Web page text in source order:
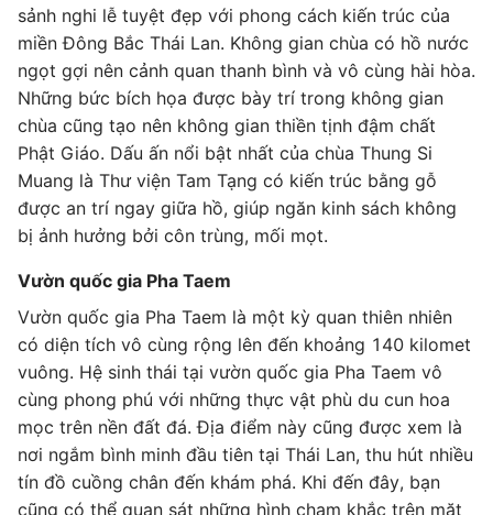
sảnh nghi lễ tuyệt đẹp với phong cách kiến trúc của
miền Đông Bắc Thái Lan. Không gian chùa có hồ nước
ngọt gợi nên cảnh quan thanh bình và vô cùng hài hòa.
Những bức bích họa được bày trí trong không gian
chùa cũng tạo nên không gian thiền tịnh đậm chất
Phật Giáo. Dấu ấn nổi bật nhất của chùa Thung Si
Muang là Thư viện Tam Tạng có kiến trúc bằng gỗ
được an trí ngay giữa hồ, giúp ngăn kinh sách không
bị ảnh hưởng bởi côn trùng, mối mọt.
Vườn quốc gia Pha Taem
Vườn quốc gia Pha Taem là một kỳ quan thiên nhiên
có diện tích vô cùng rộng lên đến khoảng 140 kilomet
vuông. Hệ sinh thái tại vườn quốc gia Pha Taem vô
cùng phong phú với những thực vật phù du cun hoa
mọc trên nền đất đá. Địa điểm này cũng được xem là
nơi ngắm bình minh đầu tiên tại Thái Lan, thu hút nhiều
tín đồ cuồng chân đến khám phá. Khi đến đây, bạn
cũng có thể quan sát những hình chạm khắc trên mặt